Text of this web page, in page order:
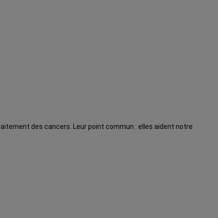
des cancers. Leur point commun : elles aident notre